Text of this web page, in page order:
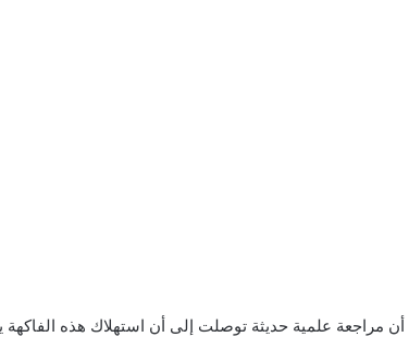
أن مراجعة علمية حديثة توصلت إلى أن استهلاك هذه